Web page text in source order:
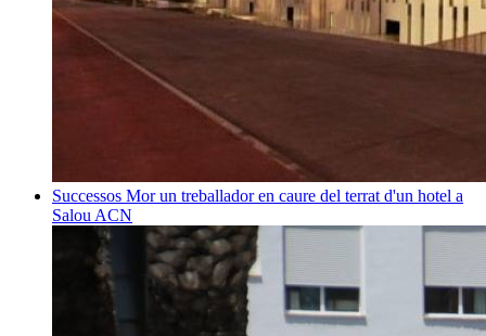
Successos Mor un treballador en caure del terrat d'un hotel a
Salou ACN